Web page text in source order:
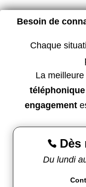
Besoin de
Chaque
La
engagement
 Dès
Du lundi